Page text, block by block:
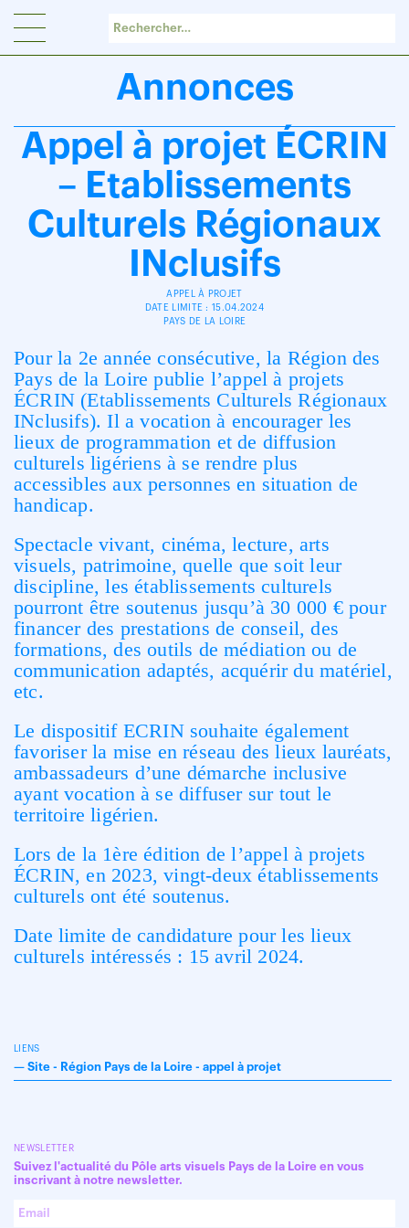
Annonces
Appel à projet ÉCRIN
– Etablissements
Culturels Régionaux
INclusifs
APPEL À PROJET
DATE LIMITE : 15.04.2024
PAYS DE LA LOIRE
Pour la 2e année consécutive, la Région des
Pays de la Loire publie l’appel à projets
ÉCRIN (Etablissements Culturels Régionaux
INclusifs). Il a vocation à encourager les
lieux de programmation et de diffusion
culturels ligériens à se rendre plus
accessibles aux personnes en situation de
handicap.
Spectacle vivant, cinéma, lecture, arts
visuels, patrimoine, quelle que soit leur
discipline, les établissements culturels
pourront être soutenus jusqu’à 30 000 € pour
financer des prestations de conseil, des
formations, des outils de médiation ou de
communication adaptés, acquérir du matériel,
etc.
Le dispositif ECRIN souhaite également
favoriser la mise en réseau des lieux lauréats,
ambassadeurs d’une démarche inclusive
ayant vocation à se diffuser sur tout le
territoire ligérien.
Lors de la 1ère édition de l’appel à projets
ÉCRIN, en 2023, vingt-deux établissements
culturels ont été soutenus.
Date limite de candidature pour les lieux
culturels intéressés : 15 avril 2024.
LIENS
— Site - Région Pays de la Loire - appel à projet
NEWSLETTER
Suivez l'actualité du Pôle arts visuels Pays de la Loire en vous
inscrivant à notre newsletter.